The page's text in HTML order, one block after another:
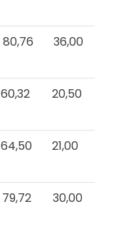
80,76
36,00
60,32
20,50
64,50
21,00
79,72
30,00